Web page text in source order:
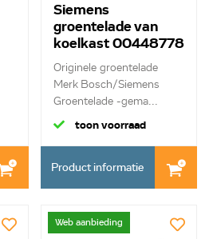
Siemens
groentelade van
koelkast 00448778
Originele groentelade
Merk Bosch/Siemens
Groentelade -gema...
toon voorraad
Product informatie
Web aanbieding